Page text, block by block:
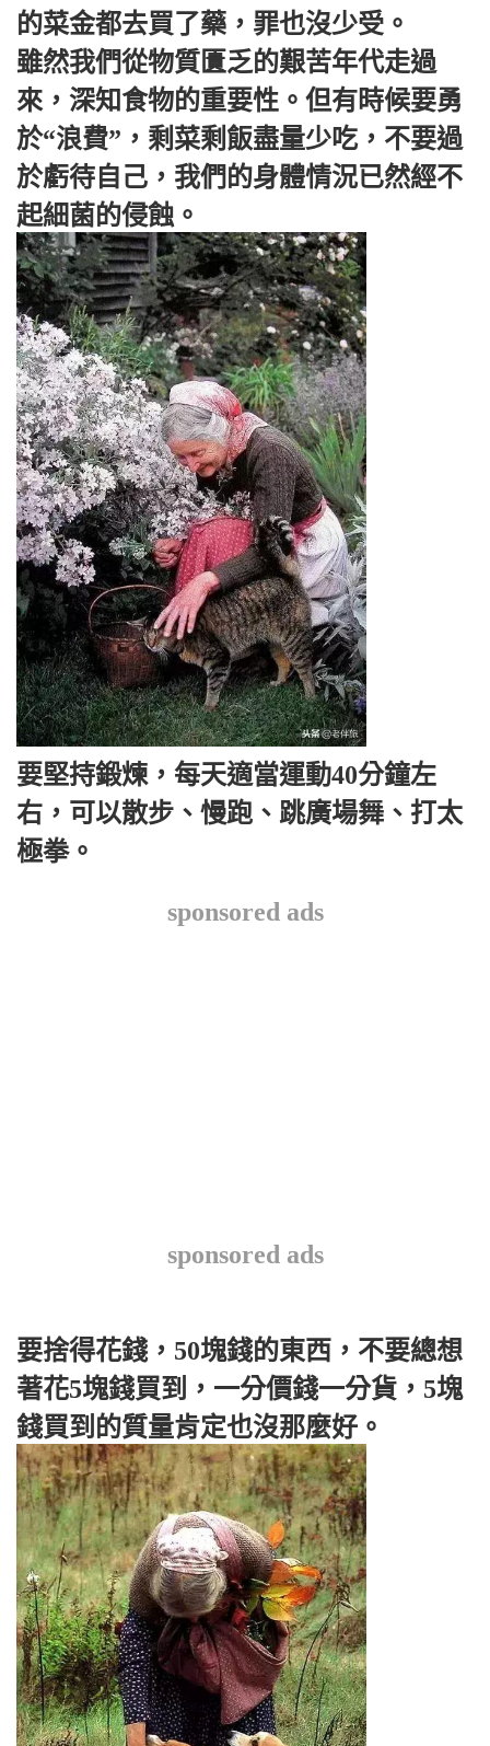
的菜金都去買了藥，罪也沒少受。
雖然我們從物質匱乏的艱苦年代走過
來，深知食物的重要性。但有時候要勇
於“浪費”，剩菜剩飯盡量少吃，不要過
於虧待自己，我們的身體情況已然經不
起細菌的侵蝕。
要堅持鍛煉，每天適當運動40分鐘左
右，可以散步、慢跑、跳廣場舞、打太
極拳。
sponsored ads
sponsored ads
要捨得花錢，50塊錢的東西，不要總想
著花5塊錢買到，一分價錢一分貨，5塊
錢買到的質量肯定也沒那麼好。